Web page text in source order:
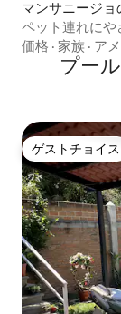
マンサニージョ
ペット連れにや
価格 · 家族 · ア
プー
ゲストチョイス
ゲストチョイス